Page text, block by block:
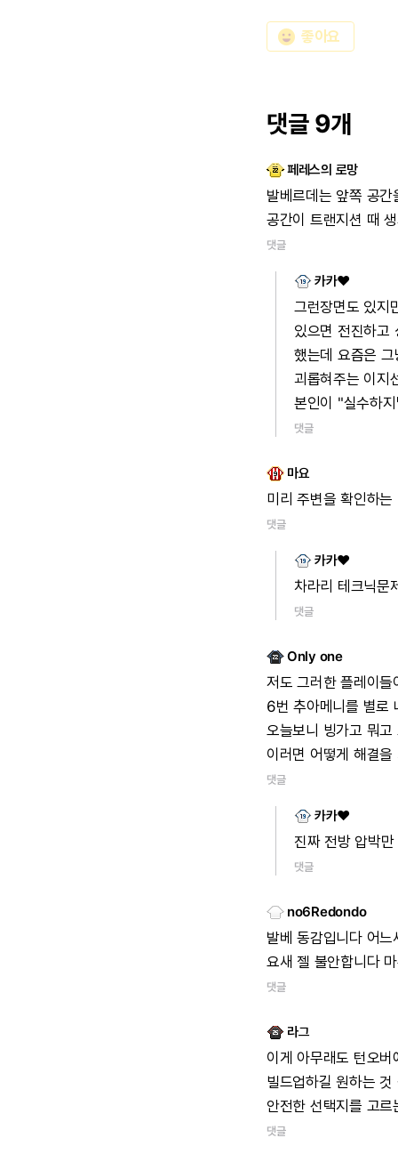
emoji_emotions 좋아요
댓글 9개
페레스의 로망
발베르데는 앞쪽 공간
공간이 트랜지션 때
댓글
카카♥
그런장면도 있지
있으면 전진하고
했는데 요즘은 그
괴롭혀주는 이지
본인이 "실수하
댓글
마요
미리 주변을 확인하는
댓글
카카♥
차라리 테크닉문
댓글
Only one
저도 그러한 플레이들
6번추아메니를 별로
오늘보니 빙가고 뭐고
이러면 어떻게 해결을
댓글
카카♥
진짜 전방 압박만
댓글
no6Redondo
발베 동감입니다 어느
요새 젤 불안합니다
댓글
라그
이게 아무래도 턴오버
빌드업하길 원하는 것
안전한 선택지를 고르
댓글